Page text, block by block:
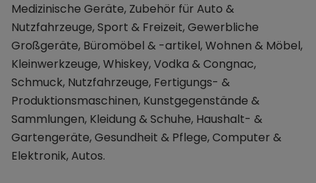
Medizinische Geräte, Zubehör für Auto &
Nutzfahrzeuge, Sport & Freizeit, Gewerbliche
Großgeräte, Büromöbel & -artikel, Wohnen & Möbel,
Kleinwerkzeuge, Whiskey, Vodka & Congnac,
Schmuck, Nutzfahrzeuge, Fertigungs- &
Produktionsmaschinen, Kunstgegenstände &
Sammlungen, Kleidung & Schuhe, Haushalt- &
Gartengeräte, Gesundheit & Pflege, Computer &
Elektronik, Autos.